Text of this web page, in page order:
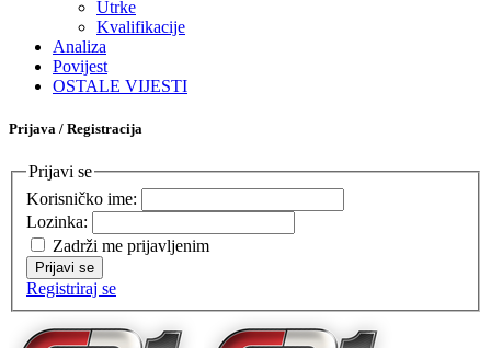
Utrke
Kvalifikacije
Analiza
Povijest
OSTALE VIJESTI
Prijava / Registracija
Prijavi se
Korisničko ime:
Lozinka:
Zadrži me prijavljenim
Prijavi se
Registriraj se